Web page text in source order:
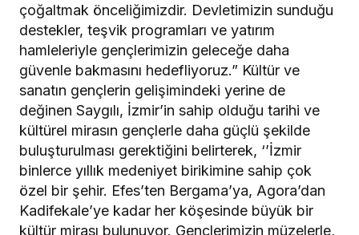
çoğaltmak önceliğimizdir. Devletimizin sunduğu
destekler, teşvik programları ve yatırım
hamleleriyle gençlerimizin geleceğe daha
güvenle bakmasını hedefliyoruz.” Kültür ve
sanatın gençlerin gelişimindeki yerine de
değinen Saygılı, İzmir’in sahip olduğu tarihi ve
kültürel mirasın gençlerle daha güçlü şekilde
buluşturulması gerektiğini belirterek, ‘’İzmir
binlerce yıllık medeniyet birikimine sahip çok
özel bir şehir. Efes’ten Bergama’ya, Agora’dan
Kadifekale’ye kadar her köşesinde büyük bir
kültür mirası bulunuyor. Gençlerimizin müzelerle,